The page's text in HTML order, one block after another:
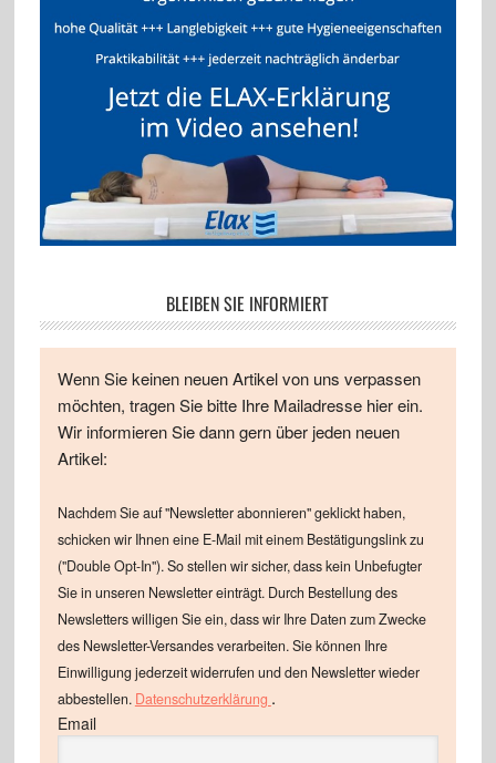
BLEIBEN SIE INFORMIERT
Wenn Sie keinen neuen Artikel von uns verpassen
möchten, tragen Sie bitte Ihre Mailadresse hier ein.
Wir informieren Sie dann gern über jeden neuen
Artikel:
Nachdem Sie auf "Newsletter abonnieren" geklickt haben,
schicken wir Ihnen eine E-Mail mit einem Bestätigungslink zu
("Double Opt-In"). So stellen wir sicher, dass kein Unbefugter
Sie in unseren Newsletter einträgt. Durch Bestellung des
Newsletters willigen Sie ein, dass wir Ihre Daten zum Zwecke
des Newsletter-Versandes verarbeiten. Sie können Ihre
Einwilligung jederzeit widerrufen und den Newsletter wieder
abbestellen. Datenschutzerklärung .
Email